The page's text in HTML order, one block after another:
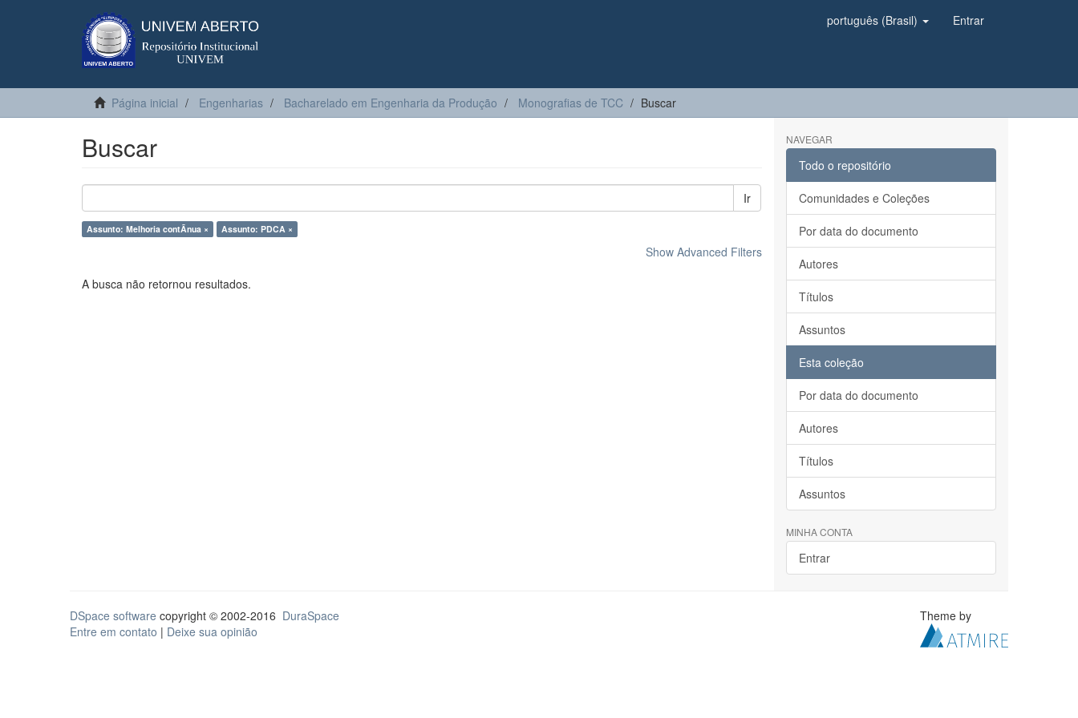
português (Brasil) Entrar
Página inicial Engenharias Bacharelado em Engenharia da Produção Monografias de TCC Buscar
Buscar
Ir
Assunto: Melhoria contÃ­nua × Assunto: PDCA ×
Show Advanced Filters
A busca não retornou resultados.
NAVEGAR
Todo o repositório
Comunidades e Coleções
Por data do documento
Autores
Títulos
Assuntos
Esta coleção
Por data do documento
Autores
Títulos
Assuntos
MINHA CONTA
Entrar
DSpace software copyright © 2002-2016 DuraSpace
Entre em contato | Deixe sua opinião
Theme by